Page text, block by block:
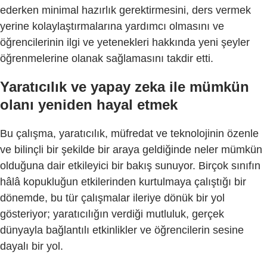
ederken minimal hazırlık gerektirmesini, ders vermek
yerine kolaylaştırmalarına yardımcı olmasını ve
öğrencilerinin ilgi ve yetenekleri hakkında yeni şeyler
öğrenmelerine olanak sağlamasını takdir etti.
Yaratıcılık ve yapay zeka ile mümkün
olanı yeniden hayal etmek
Bu çalışma, yaratıcılık, müfredat ve teknolojinin özenle
ve bilinçli bir şekilde bir araya geldiğinde neler mümkün
olduğuna dair etkileyici bir bakış sunuyor. Birçok sınıfın
hâlâ kopukluğun etkilerinden kurtulmaya çalıştığı bir
dönemde, bu tür çalışmalar ileriye dönük bir yol
gösteriyor; yaratıcılığın verdiği mutluluk, gerçek
dünyayla bağlantılı etkinlikler ve öğrencilerin sesine
dayalı bir yol.